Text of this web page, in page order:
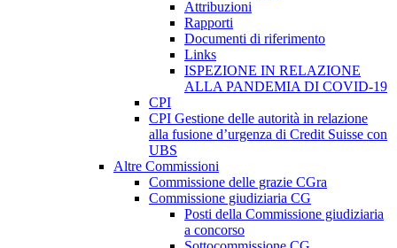
Attribuzioni
Rapporti
Documenti di riferimento
Links
ISPEZIONE IN RELAZIONE
ALLA PANDEMIA DI COVID-19
CPI
CPI Gestione delle autorità in relazione
alla fusione d’urgenza di Credit Suisse con
UBS
Altre Commissioni
Commissione delle grazie CGra
Commissione giudiziaria CG
Posti della Commissione giudiziaria
a concorso